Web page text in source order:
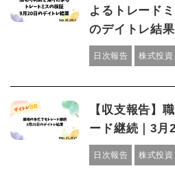
よるトレード
のデイトレ結果
日次報告 株式投資
【収支報告】
ード継続｜3月
日次報告 株式投資